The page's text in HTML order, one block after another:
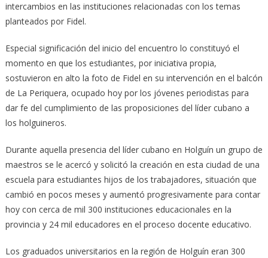
intercambios en las instituciones relacionadas con los temas
planteados por Fidel.
Especial significación del inicio del encuentro lo constituyó el
momento en que los estudiantes, por iniciativa propia,
sostuvieron en alto la foto de Fidel en su intervención en el balcón
de La Periquera, ocupado hoy por los jóvenes periodistas para
dar fe del cumplimiento de las proposiciones del líder cubano a
los holguineros.
Durante aquella presencia del líder cubano en Holguín un grupo de
maestros se le acercó y solicitó la creación en esta ciudad de una
escuela para estudiantes hijos de los trabajadores, situación que
cambió en pocos meses y aumentó progresivamente para contar
hoy con cerca de mil 300 instituciones educacionales en la
provincia y 24 mil educadores en el proceso docente educativo.
Los graduados universitarios en la región de Holguín eran 300